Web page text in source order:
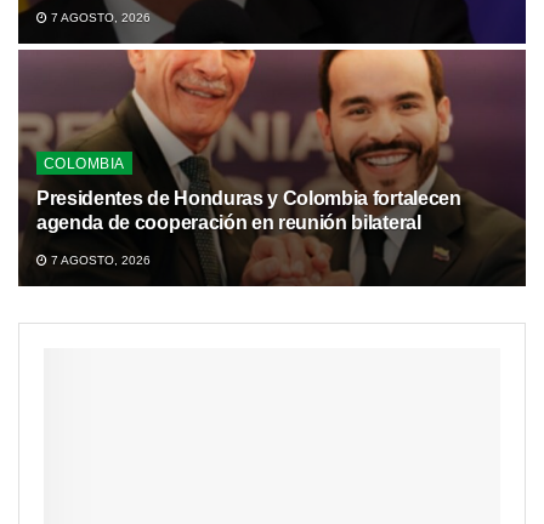
7 AGOSTO, 2026
COLOMBIA
Presidentes de Honduras y Colombia fortalecen
agenda de cooperación en reunión bilateral
7 AGOSTO, 2026